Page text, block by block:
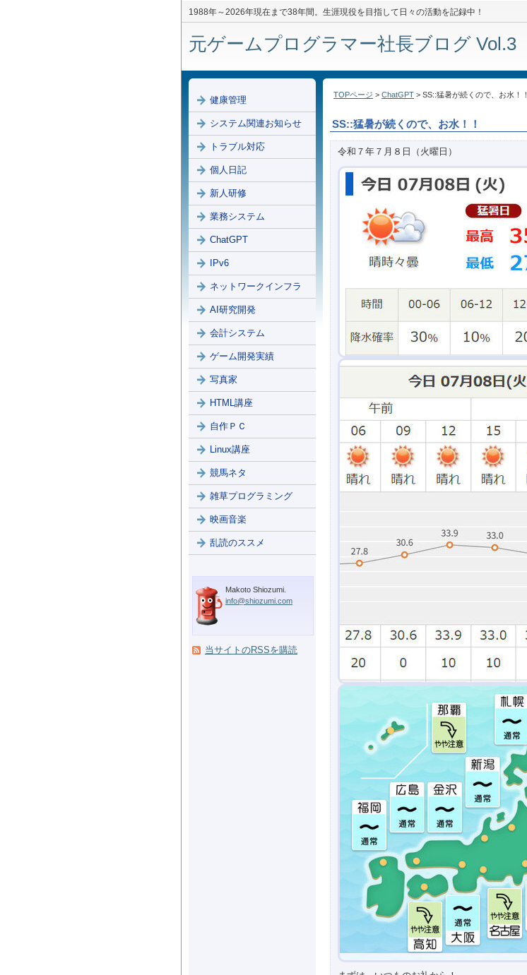
1988年～2026年現在まで38年間。生涯現役を目指して日々の活動を記録中！
元ゲームプログラマー社長ブログ Vol.3
TOPページ > ChatGPT > SS::猛暑が続くので、お水！！
SS::猛暑が続くので、お水！！
令和７年７月８日（火曜日）
健康管理
システム関連お知らせ
トラブル対応
個人日記
新人研修
業務システム
ChatGPT
IPv6
ネットワークインフラ
AI研究開発
会計システム
ゲーム開発実績
写真家
HTML講座
自作ＰＣ
Linux講座
競馬ネタ
雑草プログラミング
映画音楽
乱読のススメ
Makoto Shiozumi.
info@shiozumi.com
当サイトのRSSを購読